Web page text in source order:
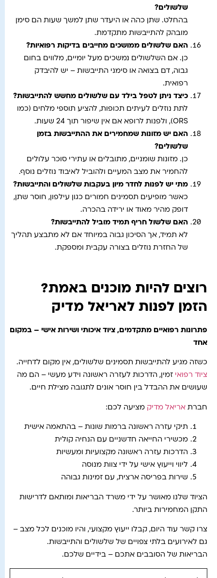
שלשולים?
בהחלט. שתן כהה או היעדר שתן למשך שעות הם סימן
מובהק להתייבשות מתקדמת.
האם שלשולים ממושכים מחייבים בדיקות רפואיות?
כן. אם השלשולים נמשכים מעל יומיים, מלווים בחום
גבוה, דם בצואה או סימני התייבשות – יש להיבדק
רפואית.
כיצד ניתן לטפל בילד עם שלשולים מחשש להתייבשות?
לתת נוזלים לעיתים תכופות, להציע תוספי מלחים (כמו
ORS), ולפנות לרופא אם אין שיפור תוך 24 שעות.
האם יש מזונות שמחמירים את ההתייבשות בזמן
שלשולים?
כן. מזונות שומניים, מתובלים או עתירי סוכר עלולים
להחמיר את מצב המעיים ולהוביל לאיבוד נוזלים נוסף.
מתי יש לפנות לחדר מיון בעקבות שלשולים והתייבשות?
כאשר מופיעים תסמינים חמורים כגון עילפון, חוסר שתן,
דופק מהיר מאוד או ירידה בהכרה.
האם שלשול חריף תמיד מוביל להתייבשות?
לא תמיד, אך הסיכון גבוה במיוחד אם לא מתבצע תהליך
של החזרת נוזלים בצורה עקבית ומספקת.
רוצים להיות מוכנים באמת?
הזמן לפנות לאריאל מדיק
פתרונות רפואיים מתקדמים, ציוד איכותי ושירות אישי – במקום
אחד
כשזה מגיע להתייבשות תסמינים שלשולים, אין מקום לדחייה.
ציוד רפואי זמין, הדרכות לעזרה ראשונה וידע מעשי – הם מה
שעושים את ההבדל בין חוסר אונים לתגובה מצילת חיים.
חברת אריאל מדיק מציעה לכם:
תיקי עזרה ראשונה ברמות שונות – בהתאמה אישית
מכשירי החייאה חדשניים עם הנחיה קולית
הדרכות עזרה ראשונה מקצועיות ומעשיות
ליווי וייעוץ אישי על ידי צוות מנוסה
שירות בפריסה ארצית, עם זמינות גבוהה
הציוד שלנו מאושר על ידי משרד הבריאות ומותאם לדרישות
התקן המחמירות ביותר.
צרו קשר עוד היום, קבלו ייעוץ מקצועי, והיו מוכנים לכל מצב –
גם לאירועים בלתי צפויים של שלשולים והתייבשות.
הבריאות של הסובבים אתכם – בידיים שלכם.